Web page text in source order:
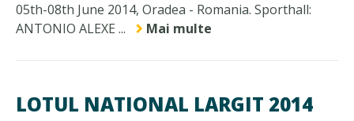
05th-08th June 2014, Oradea - Romania. Sporthall:
ANTONIO ALEXE ...
Mai multe
LOTUL NATIONAL LARGIT 2014